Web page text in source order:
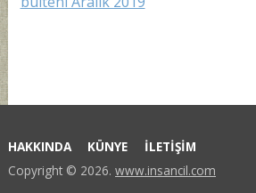
HAKKINDA KÜNYE
İLETİŞİM
Copyright © 2026. www.insancil.com